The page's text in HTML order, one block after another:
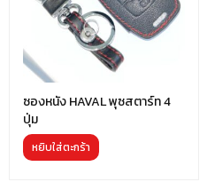
ซองหนัง HAVAL พุซสตาร์ท 4
ปุ่ม
หยิบใส่ตะกร้า